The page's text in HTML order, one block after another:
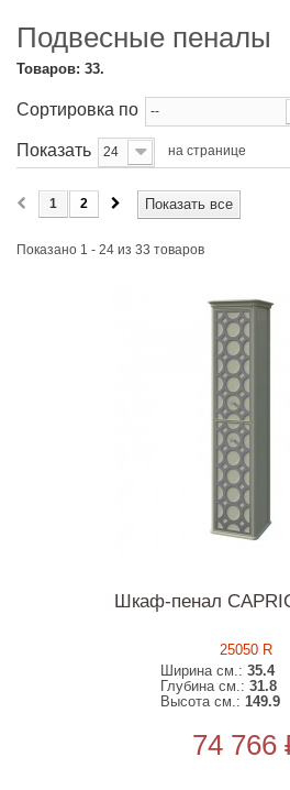
Подвесные пеналы
Товаров: 33.
Сортировка по --
Показать 24 на странице
Показать все
1 2
Показано 1 - 24 из 33 товаров
Шкаф-пенал
25050 R
Ширина см.:35.4
Глубина см.:31.8
Высота см.:149.9
74 766